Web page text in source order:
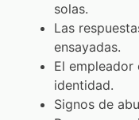
solas.
Las
ensayadas.
El
identidad.
Signos de